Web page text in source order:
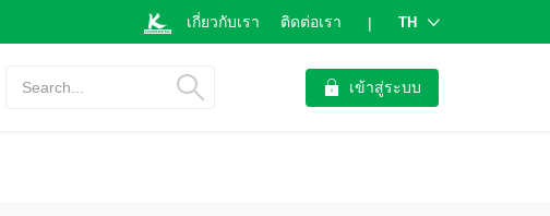
เกี่ยวกับเรา ติดต่อเรา | TH
Search... เข้าสู่ระบบ